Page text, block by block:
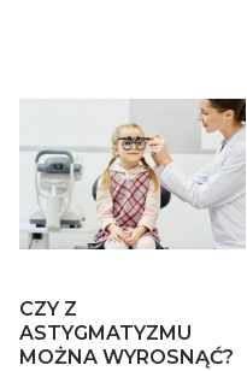
CZY Z
ASTYGMATYZMU
MOŻNA WYROSNĄĆ?